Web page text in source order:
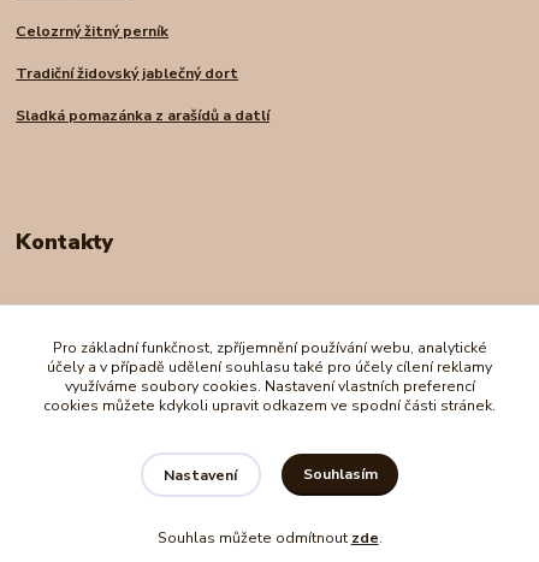
Celozrný žitný perník
Tradiční židovský jablečný dort
Sladká pomazánka z arašídů a datlí
Kontakty
+420 739 227 998
(Po-Pá, 8-16 hod.)
e-shopro@seznam.cz
Vytvořeno na Eshop-rychle.cz
Pro základní funkčnost, zpříjemnění používání webu, analytické
účely a v případě udělení souhlasu také pro účely cílení reklamy
využíváme soubory cookies. Nastavení vlastních preferencí
cookies můžete kdykoli upravit odkazem ve spodní části stránek.
Nastavení Souhlasím
Souhlas můžete odmítnout zde.